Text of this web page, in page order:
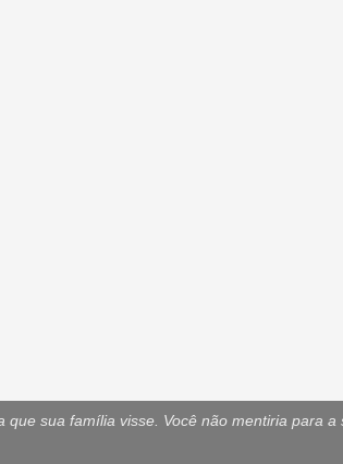
sua família visse. Você não mentiria para